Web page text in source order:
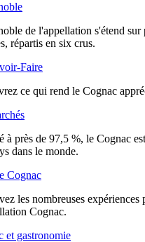
de l'appellation s'étend sur
répartis en six crus.
Faire
ce qui rend le Cognac
à près de 97,5 %, le Cognac
dans le monde.
Cognac
les nombreuses expériences
Cognac.
et gastronomie